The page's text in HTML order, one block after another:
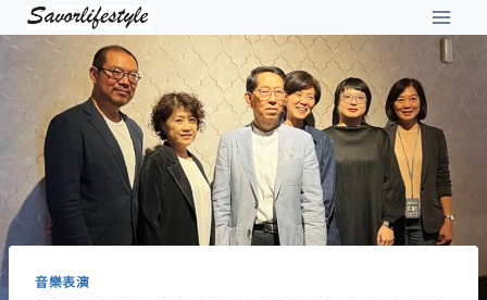
Skip
to
content
音樂表演